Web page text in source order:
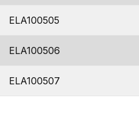
ELA100505
ELA100506
ELA100507